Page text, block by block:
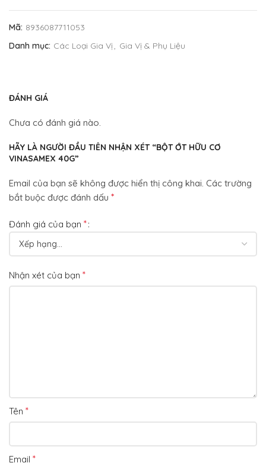
Mã: 8936087711053
Danh mục: Các Loại Gia Vị, Gia Vị & Phụ Liệu
ĐÁNH GIÁ
Chưa có đánh giá nào.
HÃY LÀ NGƯỜI ĐẦU TIÊN NHẬN XÉT “BỘT ỚT HỮU CƠ
VINASAMEX 40G”
Email của bạn sẽ không được hiển thị công khai. Các trường
bắt buộc được đánh dấu *
Đánh giá của bạn *
Nhận xét của bạn *
Tên *
Email *